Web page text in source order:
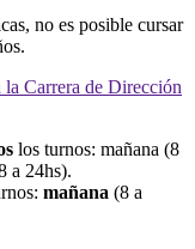
no es posible cursar
la Carrera de Dirección
los turnos: mañana (8
a 24hs).
mañana (8 a